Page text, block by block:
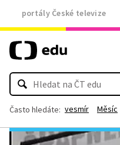
portály České televize
Často hledáte: vesmír Měsíc